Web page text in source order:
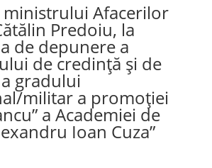
ministrului Afacerilor
Predoiu, la
de depunere a
de credință și de
gradului
militar a promoției
a Academiei de
Ioan Cuza”